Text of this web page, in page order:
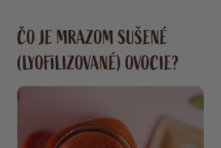
ČO JE MRAZOM SUŠENÉ
(LYOFILIZOVANÉ) OVOCIE?